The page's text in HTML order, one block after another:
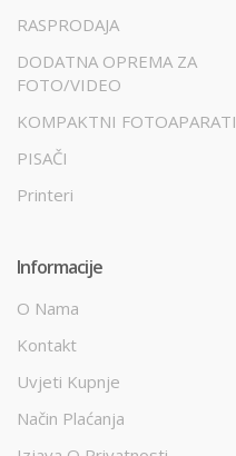
RASPRODAJA
DODATNA OPREMA ZA
FOTO/VIDEO
KOMPAKTNI FOTOAPARATI
PISAČI
Printeri
Informacije
O Nama
Kontakt
Uvjeti Kupnje
Način Plaćanja